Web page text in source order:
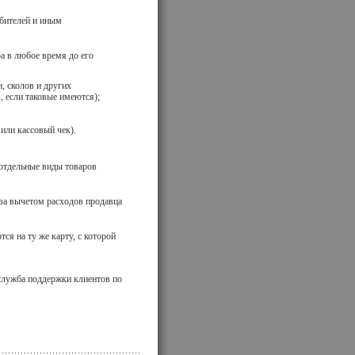
и иным
в любое время до его
сколов и других
если таковые имеются);
кассовый чек).
виды товаров
вычетом расходов продавца
на ту же карту, с которой
поддержки клиентов по